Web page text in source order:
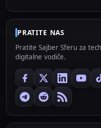
PRATITE NAS
Pratite Sajber Sferu za
digitalne vodiče.